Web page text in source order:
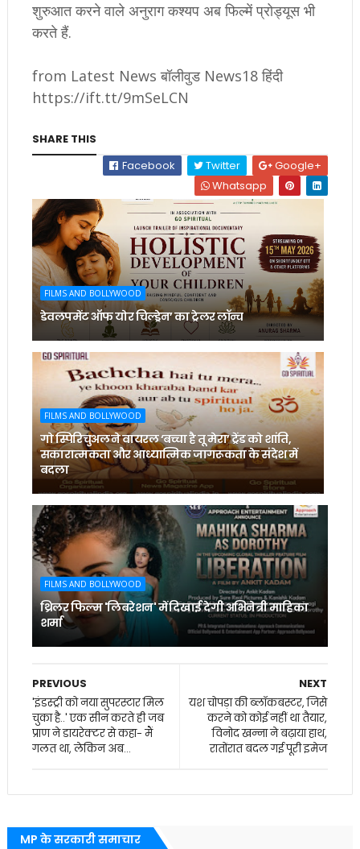
शुरुआत करने वाले अनुराग कश्यप अब फिल्में प्रोड्यूस भी
करते हैं.
from Latest News बॉलीवुड News18 हिंदी
https://ift.tt/9mSeLCN
SHARE THIS
Facebook
Twitter
Google+
Whatsapp
FILMS AND BOLLYWOOD
डेवलपमेंट ऑफ योर चिल्ड्रेन’ का ट्रेलर लॉन्च
FILMS AND BOLLYWOOD
गो स्पिरिचुअल ने वायरल ‘बच्चा है तू मेरा’ ट्रेंड को शांति,
सकारात्मकता और आध्यात्मिक जागरूकता के संदेश में
बदला
FILMS AND BOLLYWOOD
थ्रिलर फिल्म 'लिबरेशन' में दिखाई देगी अभिनेत्री माहिका
शर्मा
NEXT
यश चोपड़ा की ब्लॉकबस्टर, जिसे
करने को कोई नहीं था तैयार,
विनोद खन्ना ने बढ़ाया हाथ,
रातोंरात बदल गई पूरी इमेज
PREVIOUS
'इंडस्ट्री को नया सुपरस्टार मिल
चुका है..' एक सीन करते ही जब
प्राण ने डायरेक्टर से कहा- मैं
गलत था, लेकिन अब...
MP के सरकारी समाचार